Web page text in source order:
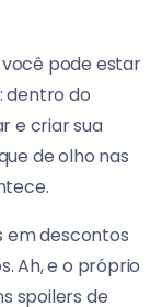
você pode estar
dentro do
e criar sua
de olho nas
em descontos
Ah, e o próprio
spoilers de